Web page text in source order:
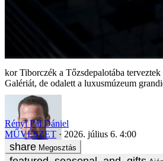
Tiborczék a Tőzsdepalotába
Galériát, de odalett a luxusmúzeum
Rényi Pál Dániel
MŰVÉSZET
2026. július 6. 4:00
Megosztás